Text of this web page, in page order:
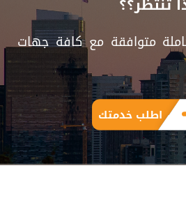
متوافقة مع كافة جهات
اطلب خدمتك